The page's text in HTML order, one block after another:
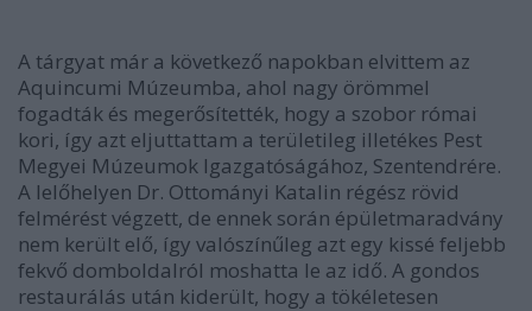
A tárgyat már a következő napokban elvittem az
Aquincumi Múzeumba, ahol nagy örömmel
fogadták és megerősítették, hogy a szobor római
kori, így azt eljuttattam a területileg illetékes Pest
Megyei Múzeumok Igazgatóságához, Szentendrére.
A lelőhelyen Dr. Ottományi Katalin régész rövid
felmérést végzett, de ennek során épületmaradvány
nem került elő, így valószínűleg azt egy kissé feljebb
fekvő domboldalról moshatta le az idő. A gondos
restaurálás után kiderült, hogy a tökéletesen